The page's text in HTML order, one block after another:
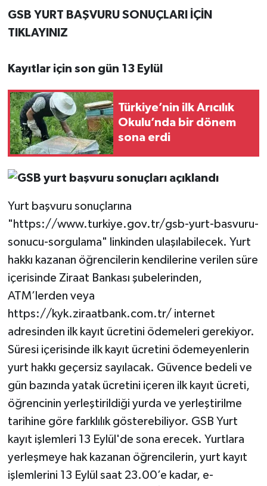
GSB YURT BAŞVURU SONUÇLARI İÇİN
TIKLAYINIZ
Kayıtlar için son gün 13 Eylül
Türkiye’nin ilk Arıcılık
Okulu’nda bir dönem
sona erdi
Yurt başvuru sonuçlarına
"https://www.turkiye.gov.tr/gsb-yurt-basvuru-
sonucu-sorgulama" linkinden ulaşılabilecek. Yurt
hakkı kazanan öğrencilerin kendilerine verilen süre
içerisinde Ziraat Bankası şubelerinden,
ATM’lerden veya
https://kyk.ziraatbank.com.tr/ internet
adresinden ilk kayıt ücretini ödemeleri gerekiyor.
Süresi içerisinde ilk kayıt ücretini ödemeyenlerin
yurt hakkı geçersiz sayılacak. Güvence bedeli ve
gün bazında yatak ücretini içeren ilk kayıt ücreti,
öğrencinin yerleştirildiği yurda ve yerleştirilme
tarihine göre farklılık gösterebiliyor. GSB Yurt
kayıt işlemleri 13 Eylül'de sona erecek. Yurtlara
yerleşmeye hak kazanan öğrencilerin, yurt kayıt
işlemlerini 13 Eylül saat 23.00’e kadar, e-